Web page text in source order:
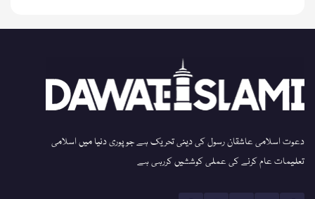
دعوت اسلامی عاشقان رسول کی دینی تحریک ہے جو پوری دنیا میں اسلامی
تعلیمات عام کرنے کی عملی کوششیں کررہی ہے